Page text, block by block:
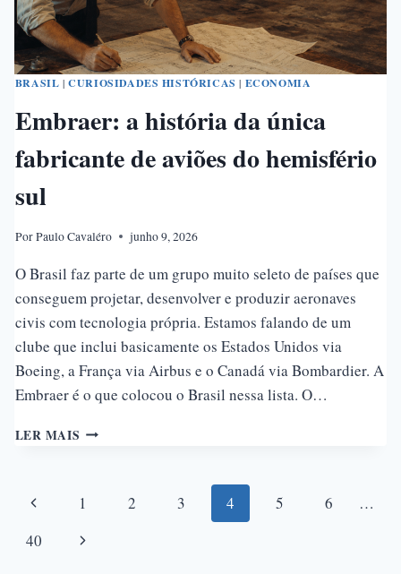
BRASIL |CURIOSIDADES HISTÓRICAS | ECONOMIA
Embraer: a história da única
fabricante de aviões do hemisfério
sul
PorPaulo Cavaléro junho 9, 2026
O Brasil faz parte de um grupo muito seleto de países que
conseguem projetar, desenvolver e produzir aeronaves
civis com tecnologia própria. Estamos falando de um
clube que inclui basicamente os Estados Unidos via
Boeing, a França via Airbus e o Canadá via Bombardier. A
Embraer é o que colocou o Brasil nessa lista. O…
LER MAIS EMBRAER:
ÚNICA
DE
Navegação
da
Página
Anterior
1 2 3 4 5 6
…
40
Página